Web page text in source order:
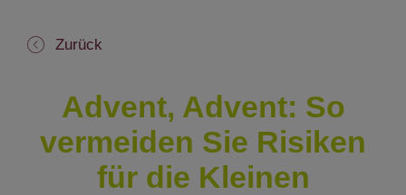
Zurück
Advent, Advent: So
vermeiden Sie Risiken
für die Kleinen